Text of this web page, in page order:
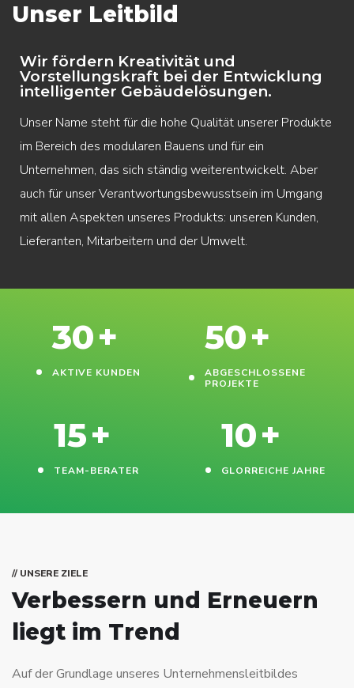
Unser Leitbild
Wir fördern Kreativität und
Vorstellungskraft bei der Entwicklung
intelligenter Gebäudelösungen.
Unser Name steht für die hohe Qualität unserer Produkte
im Bereich des modularen Bauens und für ein
Unternehmen, das sich ständig weiterentwickelt. Aber
auch für unser Verantwortungsbewusstsein im Umgang
mit allen Aspekten unseres Produkts: unseren Kunden,
Lieferanten, Mitarbeitern und der Umwelt.
30+
AKTIVE KUNDEN
50+
ABGESCHLOSSENE
PROJEKTE
15+
TEAM-BERATER
10+
GLORREICHE JAHRE
// UNSERE ZIELE
Verbessern und Erneuern
liegt im Trend
Auf der Grundlage unseres Unternehmensleitbildes